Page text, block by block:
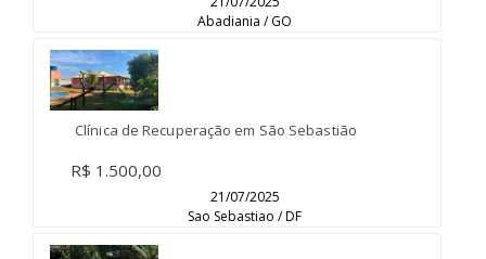
Abadiania / GO
Clínica de Recuperação em São Sebastião
R$ 1.500,00
21/07/2025
Sao Sebastiao / DF